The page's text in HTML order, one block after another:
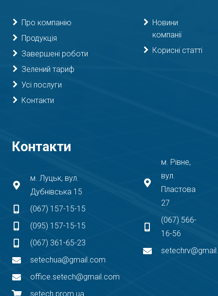
Про компанію
Продукція
Завершені роботи
Зелений тариф
Усі послуги
Контакти
Новини
компанії
Корисні статті
Контакти
м. Луцьк, вул.
Дубнівська 15
(067) 157-15-15
(095) 157-15-15
(067) 361-65-23
setechua@gmail.com
office.setech@gmail.com
setech.prom.ua
м. Рівне,
вул.
Пластова
27
(067) 566-
16-56